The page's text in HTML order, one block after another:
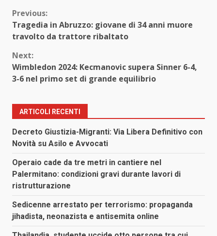
Continue
Reading
Previous:
Tragedia in Abruzzo: giovane di 34 anni muore
travolto da trattore ribaltato
Next:
Wimbledon 2024: Kecmanovic supera Sinner 6-4,
3-6 nel primo set di grande equilibrio
ARTICOLI RECENTI
Decreto Giustizia-Migranti: Via Libera Definitivo con
Novità su Asilo e Avvocati
Operaio cade da tre metri in cantiere nel
Palermitano: condizioni gravi durante lavori di
ristrutturazione
Sedicenne arrestato per terrorismo: propaganda
jihadista, neonazista e antisemita online